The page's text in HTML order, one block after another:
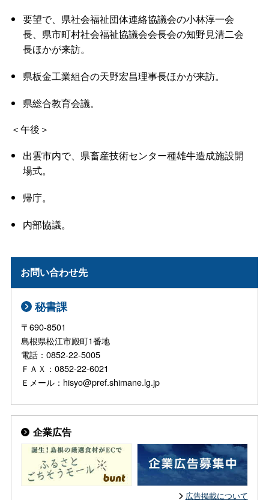
要望で、県社会福祉団体連絡協議会の小林淳一会
長、県市町村社会福祉協議会会長会の知野見清二会
長ほかが来訪。
県板金工業組合の天野宏昌理事長ほかが来訪。
県総合教育会議。
＜午後＞
出雲市内で、県畜産技術センター種雄牛造成施設開
場式。
帰庁。
内部協議。
お問い合わせ先
秘書課
〒690-8501
島根県松江市殿町1番地
電話：0852-22-5005
ＦＡＸ：0852-22-6021
Ｅメール：hisyo@pref.shimane.lg.jp
企業広告
広告掲載について